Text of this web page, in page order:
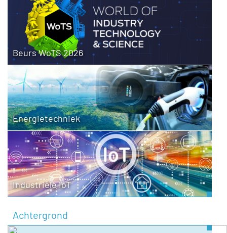
Beurs WoTS 2026
Energietechniek
Industriële IoT
Achtergrond